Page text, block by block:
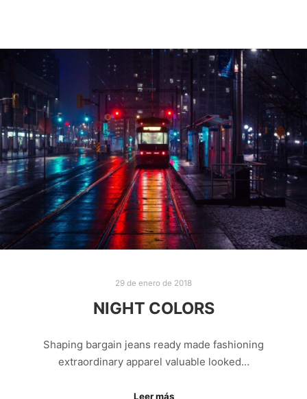
29 de enero de 2018
NIGHT COLORS
Shaping bargain jeans ready made fashioning
extraordinary apparel valuable looked…
Leer más